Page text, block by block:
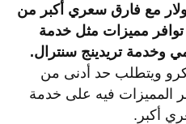
مع فارق سعري أكبر من
توافر مميزات مثل خدمة
وخدمة تريدينج سنترال.
ويتطلب حد أدنى من
دولار وتنحصر المميزات فيه على خدمة
أكبر.